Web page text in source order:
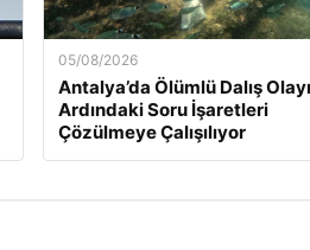
05/08/2026
Antalya’da Ölümlü Dalış
Ardındaki Soru İşaretleri
Çözülmeye Çalışılıyor